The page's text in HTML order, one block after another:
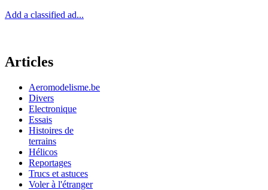
Add a classified ad...
Articles
Aeromodelisme.be
Divers
Electronique
Essais
Histoires de
terrains
Hélicos
Reportages
Trucs et astuces
Voler à l'étranger